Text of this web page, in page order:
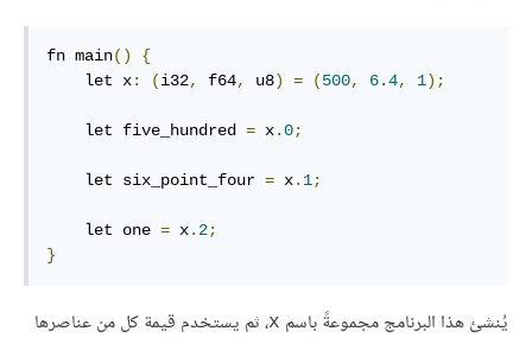
fn main()
{
    let x
: (i32, f64, u8) = (500, 6.4, 1);
    let five_hundred
= x.0;
    let six_point_four
= x. 1;
    let one
= x. 2;
}
يُنشئ هذا البرنامج مجموعةً باسم x، ثم يستخدم قيمة كل من عناصرها